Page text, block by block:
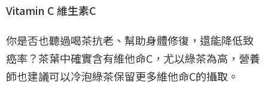
Vitamin C 維生素C
你是否也聽過喝茶抗老、幫助身體修復，還能降低致
癌率？茶葉中確實含有維他命C，尤以綠茶為高，營養
師也建議可以冷泡綠茶保留更多維他命C的攝取。